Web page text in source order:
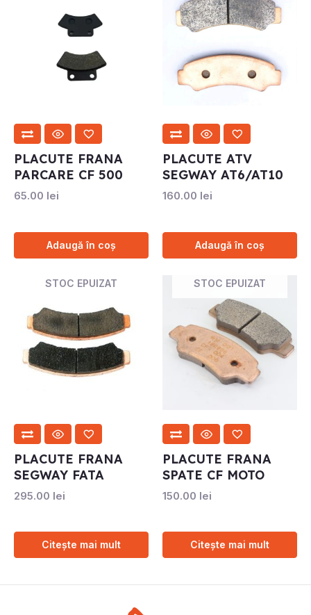
PLACUTE FRANA
PARCARE CF 500
65.00 lei
Adaugă în coș
PLACUTE ATV
SEGWAY AT6/AT10
160.00 lei
Adaugă în coș
STOC EPUIZAT
PLACUTE FRANA
SEGWAY FATA
295.00 lei
Citește mai mult
STOC EPUIZAT
PLACUTE FRANA
SPATE CF MOTO
150.00 lei
Citește mai mult